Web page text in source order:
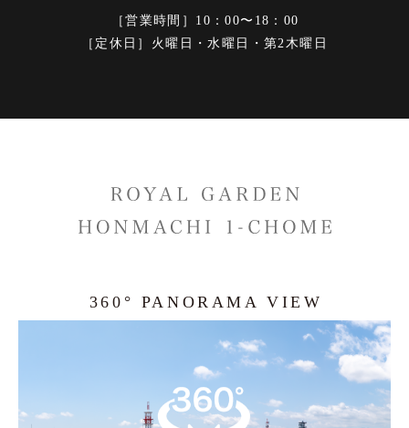
［営業時間］10：00〜18：00
［定休日］火曜日・水曜日・第2木曜日
360° PANORAMA VIEW